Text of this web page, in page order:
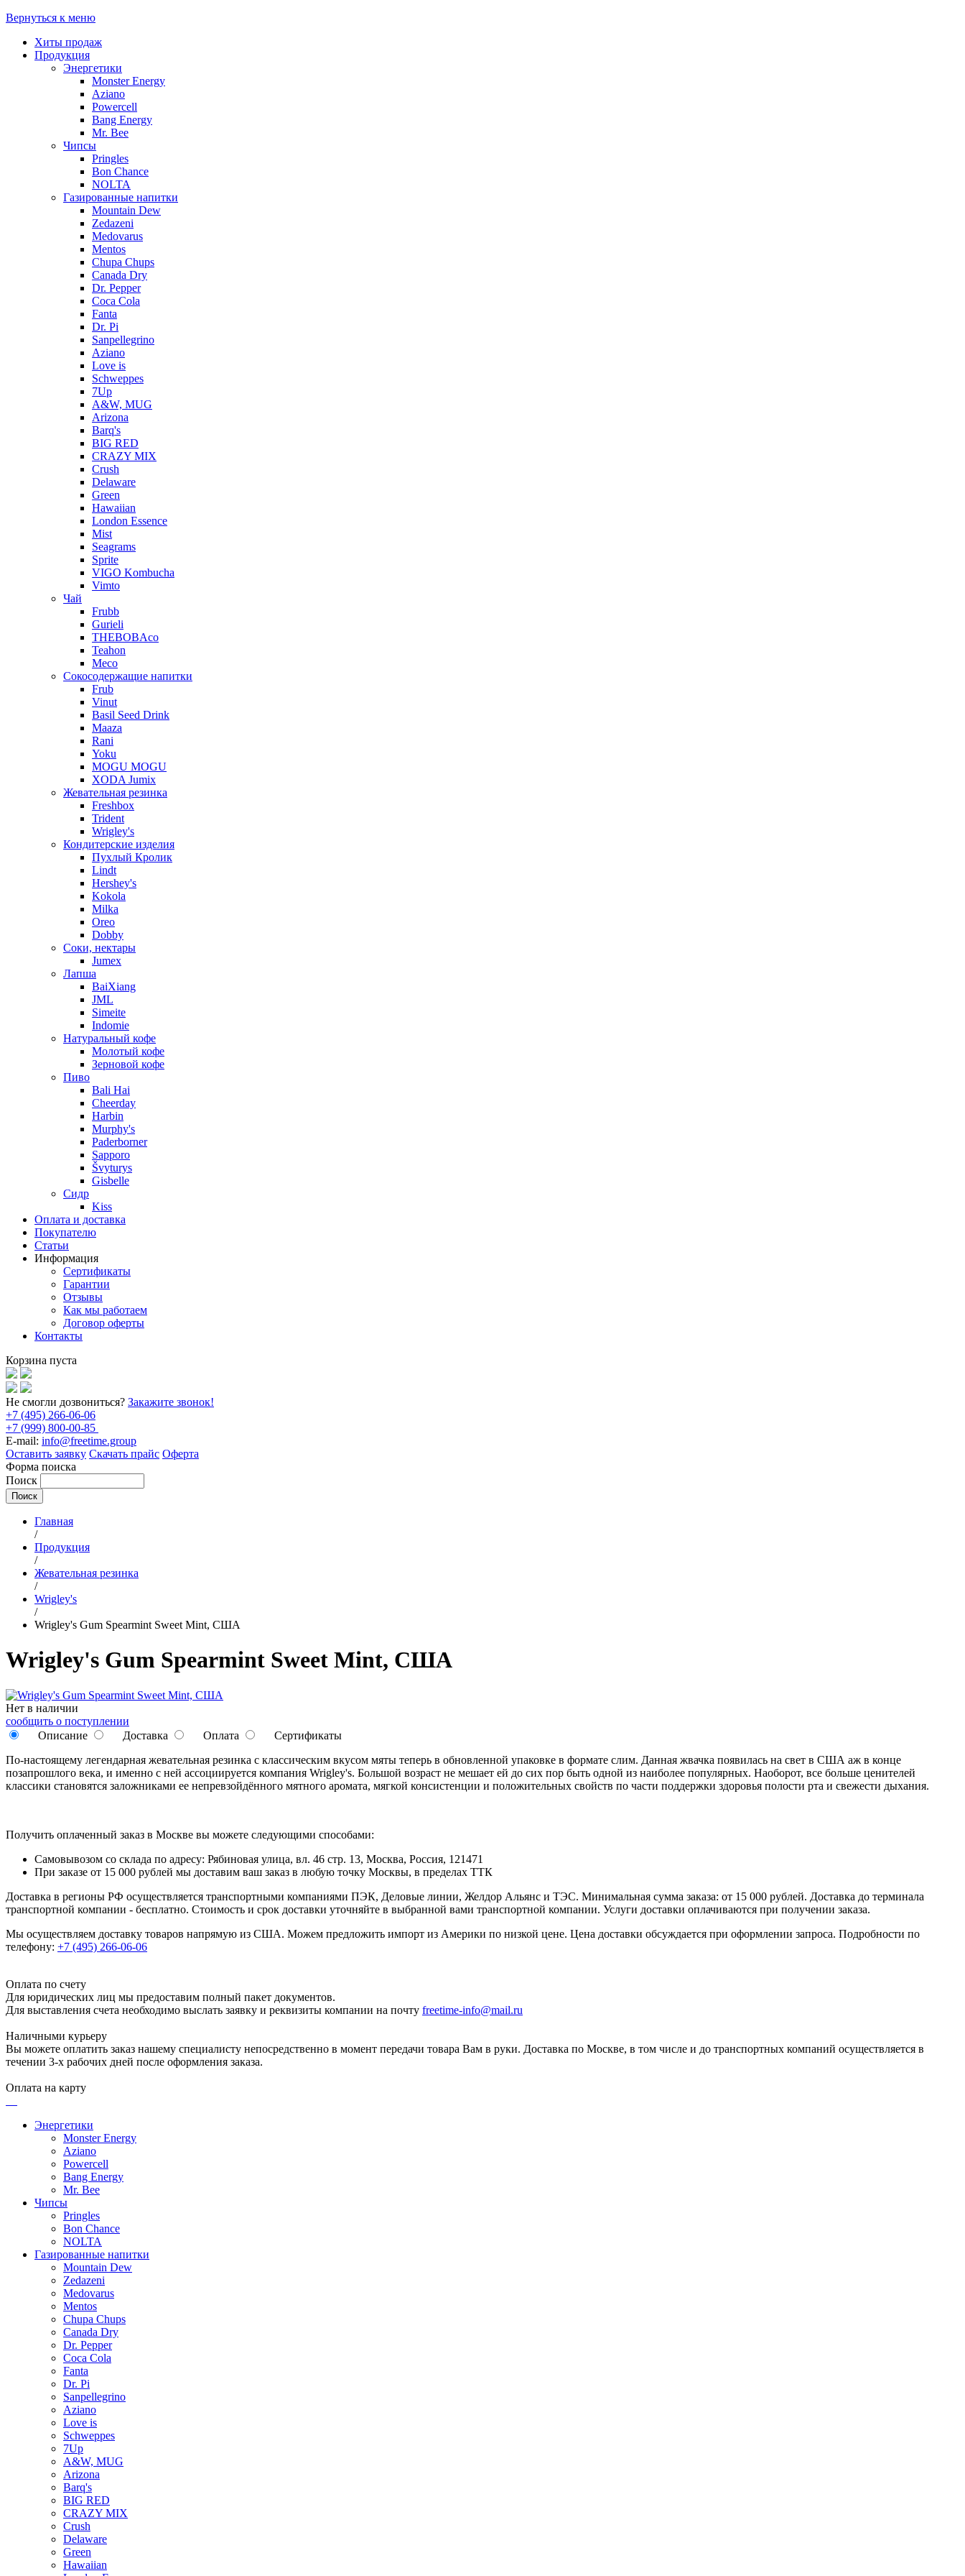
Вернуться к меню
Хиты продаж
Продукция
Энергетики
Monster Energy
Aziano
Powercell
Bang Energy
Mr. Bee
Чипсы
Pringles
Bon Chance
NOLTA
Газированные напитки
Mountain Dew
Zedazeni
Medovarus
Mentos
Chupa Chups
Canada Dry
Dr. Pepper
Coca Cola
Fanta
Dr. Pi
Sanpellegrino
Aziano
Love is
Schweppes
7Up
A&W, MUG
Arizona
Barq's
BIG RED
CRAZY MIX
Crush
Delaware
Green
Hawaiian
London Essence
Mist
Seagrams
Sprite
VIGO Kombucha
Vimto
Чай
Frubb
Gurieli
THEBOBAco
Teahon
Meco
Сокосодержащие напитки
Frub
Vinut
Basil Seed Drink
Maaza
Rani
Yoku
MOGU MOGU
XODA Jumix
Жевательная резинка
Freshbox
Trident
Wrigley's
Кондитерские изделия
Пухлый Кролик
Lindt
Hershey's
Kokola
Milka
Oreo
Dobby
Соки, нектары
Jumex
Лапша
BaiXiang
JML
Simeite
Indomie
Натуральный кофе
Молотый кофе
Зерновой кофе
Пиво
Bali Hai
Cheerday
Harbin
Murphy's
Paderborner
Sapporo
Švyturys
Gisbelle
Сидр
Kiss
Оплата и доставка
Покупателю
Статьи
Информация
Сертификаты
Гарантии
Отзывы
Как мы работаем
Договор оферты
Контакты
Корзина пуста
Не смогли дозвониться? Закажите звонок!
+7 (495) 266-06-06
+7 (999) 800-00-85
E-mail: info@freetime.group
Оставить заявку Скачать прайс Оферта
Форма поиска
Поиск
Главная
/
Продукция
/
Жевательная резинка
/
Wrigley's
/
Wrigley's Gum Spearmint Sweet Mint, США
Wrigley's Gum Spearmint Sweet Mint, США
Нет в наличии
сообщить о поступлении
Описание
Доставка Оплата
Сертификаты
По-настоящему легендарная жевательная резинка с классическим вкусом мяты теперь в обновленной упаковке в формате слим. Данная жвачка появилась на свет в США аж в конце
позапрошлого века, и именно с ней ассоциируется компания Wrigley's. Большой возраст не мешает ей до сих пор быть одной из наиболее популярных. Наоборот, все больше ценителей
классики становятся заложниками ее непревзойдённого мятного аромата, мягкой консистенции и положительных свойств по части поддержки здоровья полости рта и свежести дыхания.
Получить оплаченный заказ в Москве вы можете следующими способами:
Самовывозом со склада по адресу: Рябиновая улица, вл. 46 стр. 13, Москва, Россия, 121471
При заказе от 15 000 рублей мы доставим ваш заказ в любую точку Москвы, в пределах ТТК
Доставка в регионы РФ осуществляется транспортными компаниями ПЭК, Деловые линии, Желдор Альянс и ТЭС. Минимальная сумма заказа: от 15 000 рублей. Доставка до терминала
транспортной компании - бесплатно. Стоимость и срок доставки уточняйте в выбранной вами транспортной компании. Услуги доставки оплачиваются при получении заказа.
Мы осуществляем доставку товаров напрямую из США. Можем предложить импорт из Америки по низкой цене. Цена доставки обсуждается при оформлении запроса. Подробности по
телефону: +7 (495) 266-06-06
Оплата по счету
Для юридических лиц мы предоставим полный пакет документов.
Для выставления счета необходимо выслать заявку и реквизиты компании на почту freetime-info@mail.ru
Наличными курьеру
Вы можете оплатить заказ нашему специалисту непосредственно в момент передачи товара Вам в руки. Доставка по Москве, в том числе и до транспортных компаний осуществляется в
течении 3-х рабочих дней после оформления заказа.
Оплата на карту
Энергетики
Monster Energy
Aziano
Powercell
Bang Energy
Mr. Bee
Чипсы
Pringles
Bon Chance
NOLTA
Газированные напитки
Mountain Dew
Zedazeni
Medovarus
Mentos
Chupa Chups
Canada Dry
Dr. Pepper
Coca Cola
Fanta
Dr. Pi
Sanpellegrino
Aziano
Love is
Schweppes
7Up
A&W, MUG
Arizona
Barq's
BIG RED
CRAZY MIX
Crush
Delaware
Green
Hawaiian